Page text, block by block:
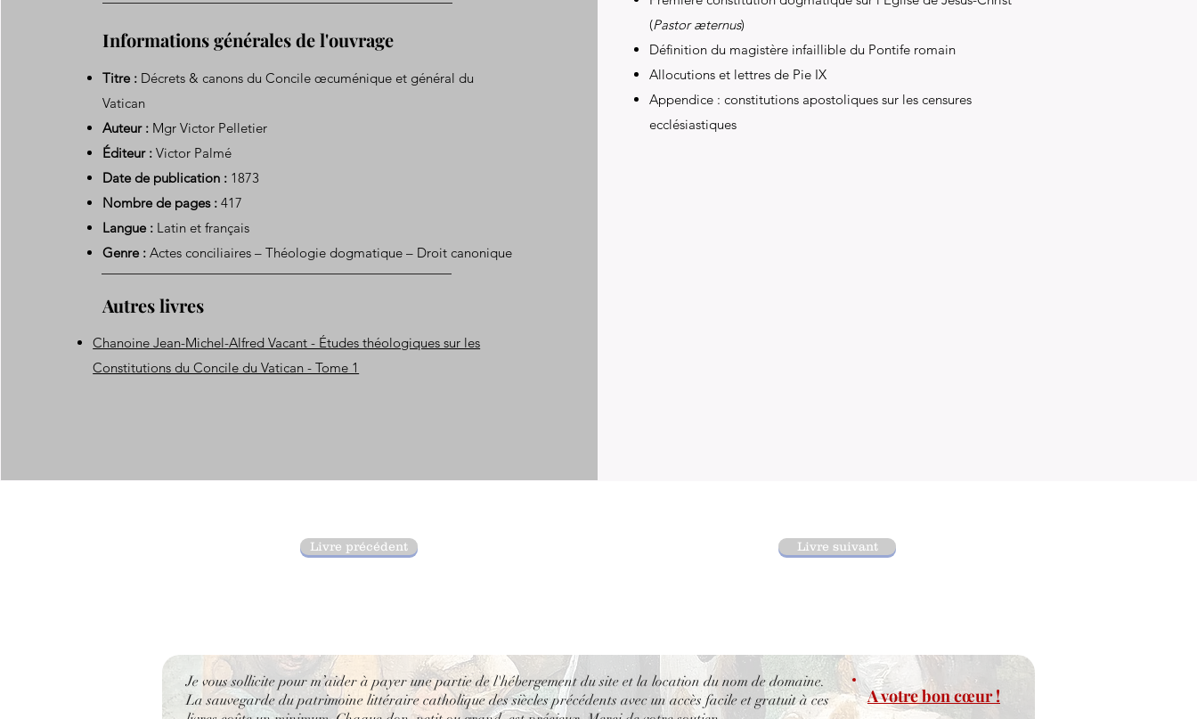
Informations générales de l'ouvrage
Titre : Décrets & canons du Concile œcuménique et général du
Vatican
Auteur : Mgr Victor Pelletier
Éditeur : Victor Palmé
Date de publication : 1873
Nombre de pages : 417
Langue : Latin et français
Genre : Actes conciliaires – Théologie dogmatique – Droit canonique
Autres livres
Chanoine Jean-Michel-Alfred Vacant - Études théologiques sur les
Constitutions du Concile du Vatican - Tome 1
(Pastor æternus)
Définition du magistère infaillible du Pontife romain
Allocutions et lettres de Pie IX
Appendice : constitutions apostoliques sur les censures
ecclésiastiques
Livre précédent Livre suivant
A votre bon cœur !
Je vous sollicite pour m’aider à payer une partie de l'hébergement du site et la location du nom de domaine.
La sauvegarde du patrimoine littéraire catholique des siècles précédents avec un accès facile et gratuit à ces